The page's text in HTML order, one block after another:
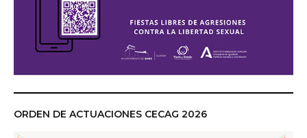
ORDEN DE ACTUACIONES CECAG 2026